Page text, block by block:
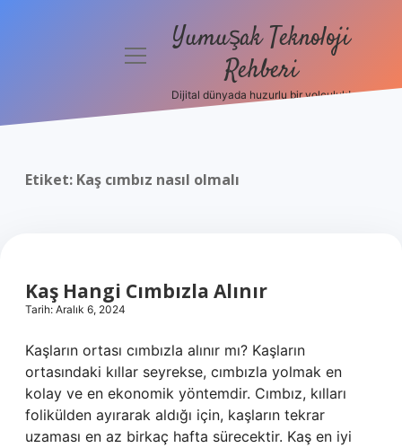
Politikası
menüyüYumuşak Teknoloji
Rehberi
Dijital dünyada huzurlu bir yolculuk!
Etiket: Kaş cımbız nasıl olmalı
Kaş Hangi Cımbızla Alınır
Tarih: Aralık 6, 2024
Kaşların ortası cımbızla alınır mı? Kaşların
ortasındaki kıllar seyrekse, cımbızla yolmak en
kolay ve en ekonomik yöntemdir. Cımbız, kılları
folikülden ayırarak aldığı için, kaşların tekrar
uzaması en az birkaç hafta sürecektir. Kaş en iyi